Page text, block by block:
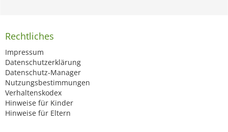
Rechtliches
Impressum
Datenschutzerklärung
Datenschutz-Manager
Nutzungsbestimmungen
Verhaltenskodex
Hinweise für Kinder
Hinweise für Eltern